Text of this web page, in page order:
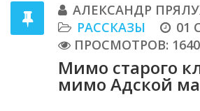
АЛЕКСАНДР
РАССКАЗЫ
01
ПРОСМОТРОВ:
Мимо старого
мимо Адской